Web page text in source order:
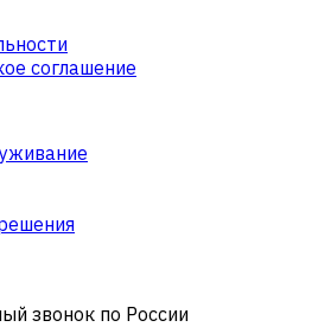
соглашение
звонок по России